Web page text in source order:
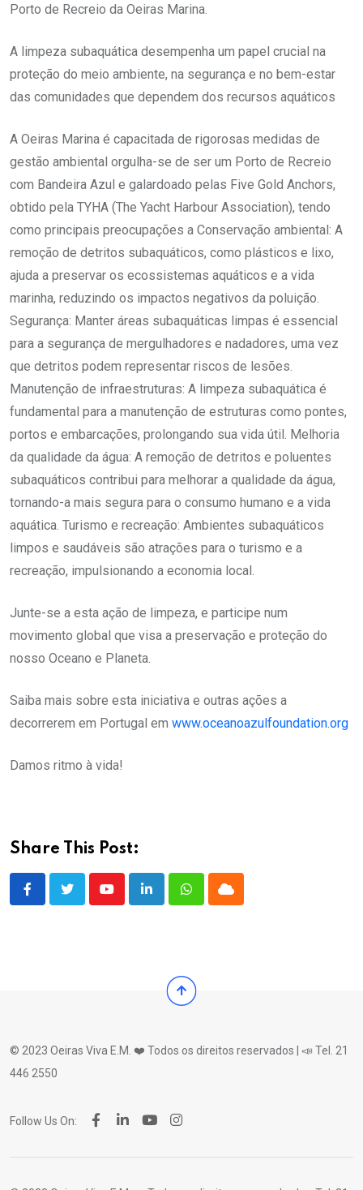
Porto de Recreio da Oeiras Marina.
A limpeza subaquática desempenha um papel crucial na
proteção do meio ambiente, na segurança e no bem-estar
das comunidades que dependem dos recursos aquáticos
A Oeiras Marina é capacitada de rigorosas medidas de
gestão ambiental orgulha-se de ser um Porto de Recreio
com Bandeira Azul e galardoado pelas Five Gold Anchors,
obtido pela TYHA (The Yacht Harbour Association), tendo
como principais preocupações a Conservação ambiental: A
remoção de detritos subaquáticos, como plásticos e lixo,
ajuda a preservar os ecossistemas aquáticos e a vida
marinha, reduzindo os impactos negativos da poluição.
Segurança: Manter áreas subaquáticas limpas é essencial
para a segurança de mergulhadores e nadadores, uma vez
que detritos podem representar riscos de lesões.
Manutenção de infraestruturas: A limpeza subaquática é
fundamental para a manutenção de estruturas como pontes,
portos e embarcações, prolongando sua vida útil. Melhoria
da qualidade da água: A remoção de detritos e poluentes
subaquáticos contribui para melhorar a qualidade da água,
tornando-a mais segura para o consumo humano e a vida
aquática. Turismo e recreação: Ambientes subaquáticos
limpos e saudáveis são atrações para o turismo e a
recreação, impulsionando a economia local.
Junte-se a esta ação de limpeza, e participe num
movimento global que visa a preservação e proteção do
nosso Oceano e Planeta.
Saiba mais sobre esta iniciativa e outras ações a
decorrerem em Portugal em www.oceanoazulfoundation.org
Damos ritmo à vida!
Share This Post:
YoutubeLinkedInWhatsappCloud
© 2023 Oeiras Viva E.M. ❤️ Todos os direitos reservados | 📣 Tel. 21
446 2550
Follow Us On: